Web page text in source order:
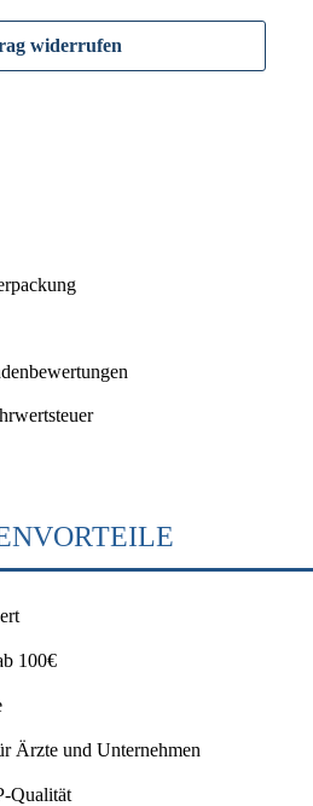
widerrufen
100€
Ärzte und Unternehmen
Qualität